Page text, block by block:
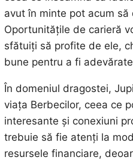
avut în minte pot acum să
Oportunitățile de carieră
sfătuiți să profite de ele,
bune pentru a fi
În domeniul dragostei,
viața Berbecilor, ceea ce
interesante și conexiuni
trebuie să fie atenți la
resursele financiare,